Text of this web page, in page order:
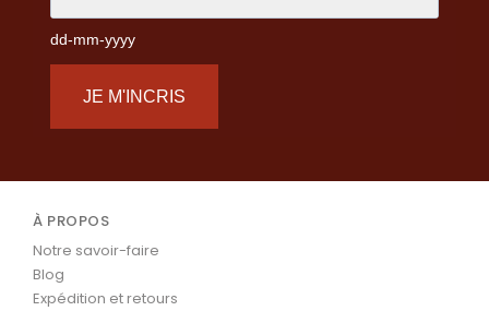
dd-mm-yyyy
JE M'INCRIS
À PROPOS
Notre savoir-faire
Blog
Expédition et retours